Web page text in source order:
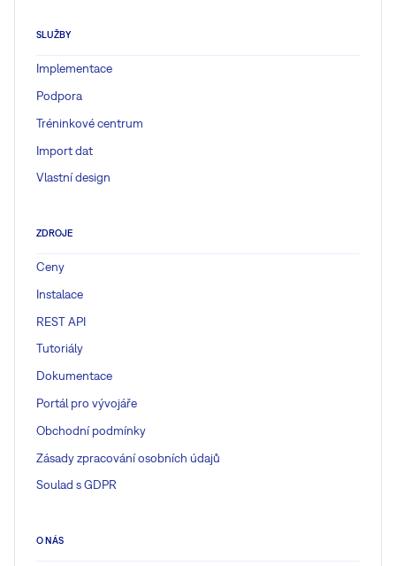
SLUŽBY
Implementace
Podpora
Tréninkové centrum
Import dat
Vlastní design
ZDROJE
Ceny
Instalace
REST API
Tutoriály
Dokumentace
Portál pro vývojáře
Obchodní podmínky
Zásady zpracování osobních údajů
Soulad s GDPR
O NÁS